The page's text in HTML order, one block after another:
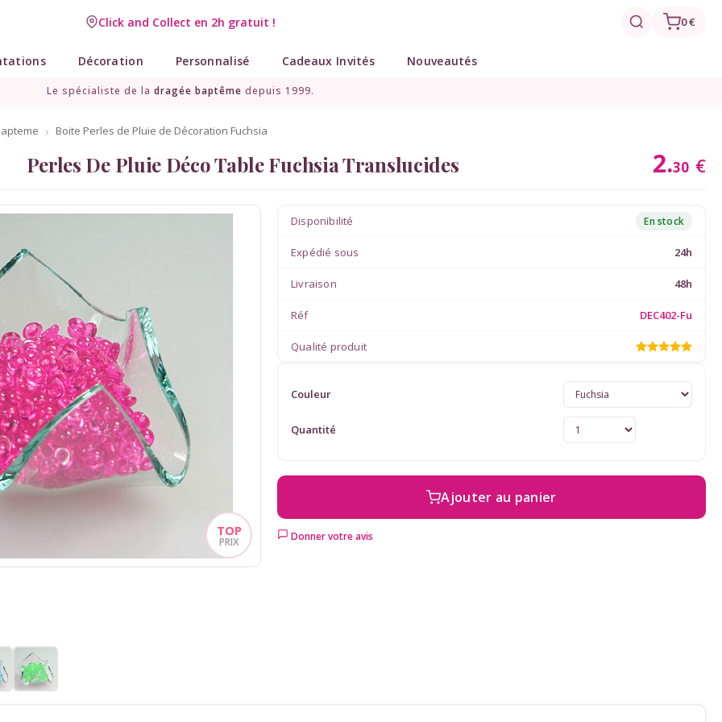
Click and Collect en 2h gratuit !
Livraison point relais gratuit dès 89 € ! 0 €
Décoration Personnalisé Cadeaux Invités Nouveautés
Le spécialiste de la dragée baptême depuis 1999.
Boite Perles de Pluie de Décoration Fuchsia
Perles De Pluie Déco Table Fuchsia Translucides 2.30 €
Disponibilité En stock
Expédié sous 24h
Livraison 48h
Réf DEC402-Fu
Qualité produit
Couleur
Quantité
Ajouter au panier
Donner votre avis